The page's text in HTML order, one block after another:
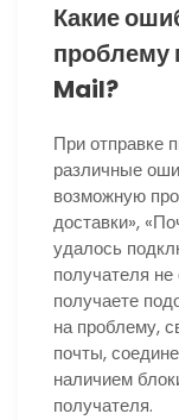
Какие
проблему
Mail?
При отправке
различные
возможную
доставки»,
удалось
получателя
получаете
на проблему,
почты,
наличием
получателя.